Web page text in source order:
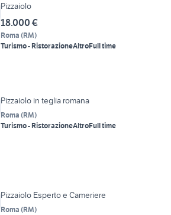
Pizzaiolo
18.000 €
Roma (RM)
Turismo - RistorazioneAltroFull time
Pizzaiolo in teglia romana
Roma (RM)
Turismo - RistorazioneAltroFull time
Pizzaiolo Esperto e Cameriere
Roma (RM)